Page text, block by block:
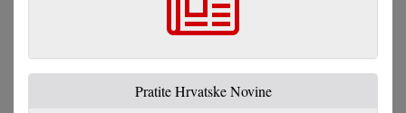
Pratite Hrvatske Novine